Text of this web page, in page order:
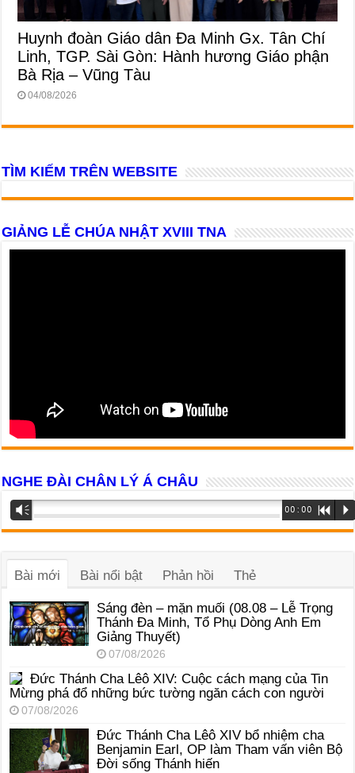
Huynh đoàn Giáo dân Đa Minh Gx. Tân Chí
Linh, TGP. Sài Gòn: Hành hương Giáo phận
Bà Rịa – Vũng Tàu
04/08/2026
TÌM KIẾM TRÊN WEBSITE
GIẢNG LỄ CHÚA NHẬT XVIII TNA
NGHE ĐÀI CHÂN LÝ Á CHÂU
Trình
phát
âm
Vm 00:00 R P
Bài mới Bài nổi bật Phản hồi Thẻ
Sáng đèn – mặn muối (08.08 – Lễ Trọng
Thánh Đa Minh, Tổ Phụ Dòng Anh Em
Giảng Thuyết)
07/08/2026
Đức Thánh Cha Lêô XIV: Cuộc cách mạng của Tin
Mừng phá đổ những bức tường ngăn cách con người
07/08/2026
Đức Thánh Cha Lêô XIV bổ nhiệm cha
Benjamin Earl, OP làm Tham vấn viên Bộ
Đời sống Thánh hiến